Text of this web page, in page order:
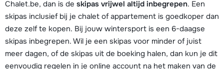
Chalet.be, dan is de skipas vrijwel altijd inbegrepen. Een
skipas inclusief bij je chalet of appartement is goedkoper dan
deze zelf te kopen. Bij jouw wintersport is een 6-daagse
skipas inbegrepen. Wil je een skipas voor minder of juist
meer dagen, of de skipas uit de boeking halen, dan kun je dit
eenvoudig regelen in je online account na het maken van de